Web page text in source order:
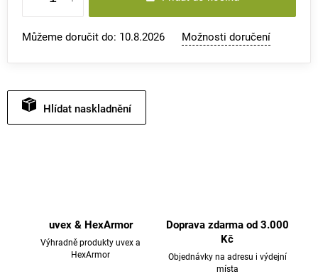
Můžeme doručit do: 10.8.2026 Možnosti doručení
Hlídat
uvex & HexArmor
Výhradně produkty uvex a
HexArmor
Doprava zdarma od 3.000
Kč
Objednávky na adresu i výdejní
místa